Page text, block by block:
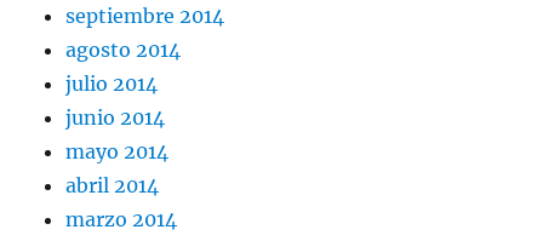
septiembre 2014
agosto 2014
julio 2014
junio 2014
mayo 2014
abril 2014
marzo 2014